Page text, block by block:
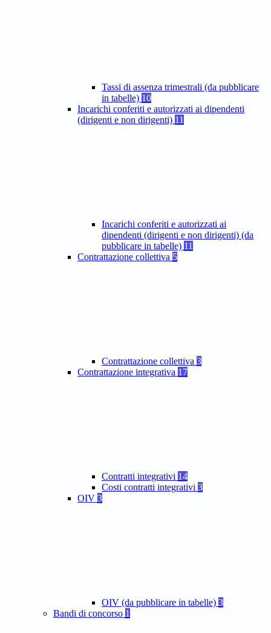
Tassi di assenza trimestrali (da pubblicare
in tabelle) 10
Incarichi conferiti e autorizzati ai dipendenti
(dirigenti e non dirigenti) 11
Incarichi conferiti e autorizzati ai
dipendenti (dirigenti e non dirigenti) (da
pubblicare in tabelle) 11
Contrattazione collettiva 5
Contrattazione collettiva 3
Contrattazione integrativa 17
Contratti integrativi 14
Costi contratti integrativi 3
OIV 3
OIV (da pubblicare in tabelle) 3
Bandi di concorso 1